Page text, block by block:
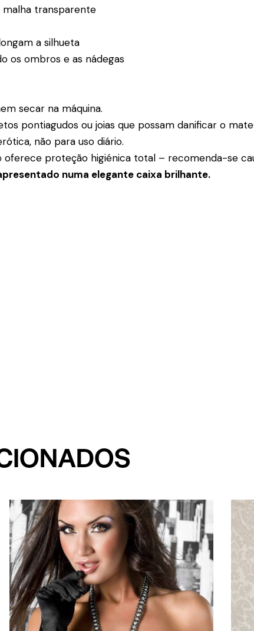
transparente
a silhueta
os ombros e as nádegas
secar na máquina.
pontiagudos ou joias que possam danificar o
não para uso diário.
oferece proteção higiénica total – recomenda-se
numa elegante caixa brilhante.